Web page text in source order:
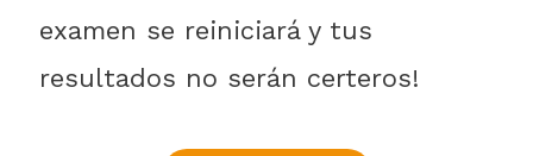
examen se reiniciará y tus
resultados no serán certeros!